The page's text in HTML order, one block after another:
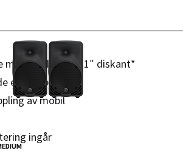
12″ bas och 1″ diskant*
eller upphängda
av mobil
ingår